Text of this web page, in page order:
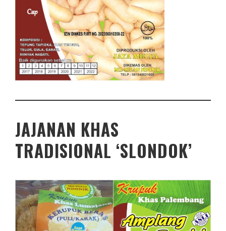
JAJANAN KHAS
TRADISIONAL ‘SLONDOK’